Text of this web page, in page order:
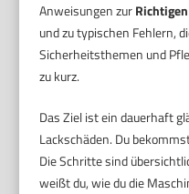
Anweisungen zur
und zu typischen Fehlern,
Sicherheitsthemen und
zu kurz.
Das Ziel ist ein dauerhaft
Lackschäden. Du
Die Schritte sind
weißt du, wie du die